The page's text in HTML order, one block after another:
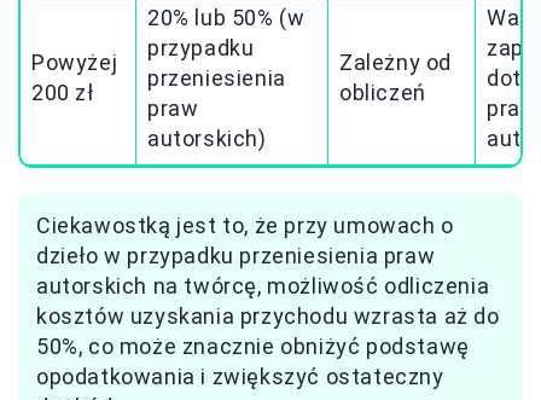
Powyżej
200 zł
20% lub 50% (w
przypadku
przeniesienia
praw
autorskich)
Zależny od
obliczeń
praw
Ciekawostką jest to, że przy umowach o
dzieło w przypadku przeniesienia praw
autorskich na twórcę, możliwość odliczenia
kosztów uzyskania przychodu wzrasta aż do
50%, co może znacznie obniżyć podstawę
opodatkowania i zwiększyć ostateczny